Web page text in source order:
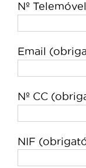
Nº
Email
Nº CC
NIF